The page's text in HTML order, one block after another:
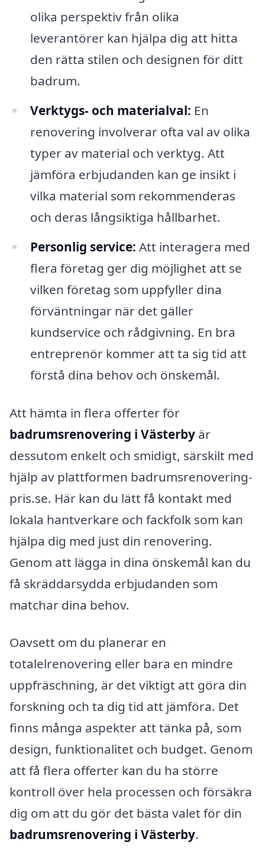
olika perspektiv från olika
leverantörer kan hjälpa dig att hitta
den rätta stilen och designen för ditt
badrum.
Verktygs- och materialval: En
renovering involverar ofta val av olika
typer av material och verktyg. Att
jämföra erbjudanden kan ge insikt i
vilka material som rekommenderas
och deras långsiktiga hållbarhet.
Personlig service: Att interagera med
flera företag ger dig möjlighet att se
vilken företag som uppfyller dina
förväntningar när det gäller
kundservice och rådgivning. En bra
entreprenör kommer att ta sig tid att
förstå dina behov och önskemål.
Att hämta in flera offerter för
badrumsrenovering i Västerby är
dessutom enkelt och smidigt, särskilt med
hjälp av plattformen badrumsrenovering-
pris.se. Här kan du lätt få kontakt med
lokala hantverkare och fackfolk som kan
hjälpa dig med just din renovering.
Genom att lägga in dina önskemål kan du
få skräddarsydda erbjudanden som
matchar dina behov.
Oavsett om du planerar en
totalelrenovering eller bara en mindre
uppfräschning, är det viktigt att göra din
forskning och ta dig tid att jämföra. Det
finns många aspekter att tänka på, som
design, funktionalitet och budget. Genom
att få flera offerter kan du ha större
kontroll över hela processen och försäkra
dig om att du gör det bästa valet för din
badrumsrenovering i Västerby.